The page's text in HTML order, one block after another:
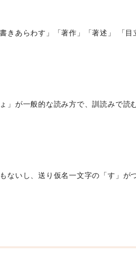
きあらわす」「著作」「著述」 「
」が一般的な読み方で、訓読みで読
ないし、送り仮名一文字の「す」が